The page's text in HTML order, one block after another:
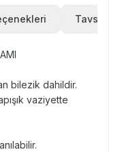
Tavsiye
bilezik dahildir.
vaziyette